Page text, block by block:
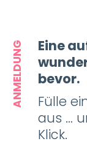
ANMELDUNG
Eine
bevor.
Fülle
aus …
Klick.